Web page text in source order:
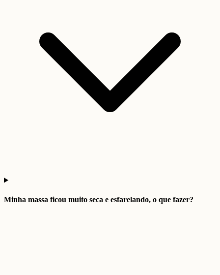
Minha massa ficou muito seca e esfarelando, o que fazer?